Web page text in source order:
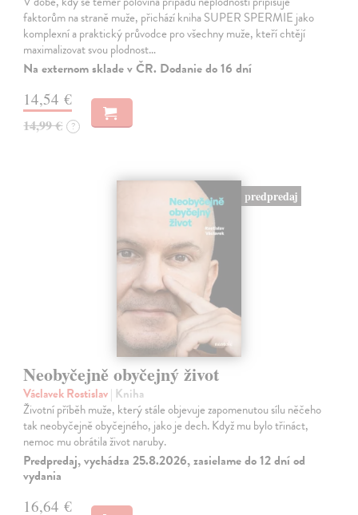
faktorům na straně muže, přichází kniha SUPER SPERMIE jako
komplexní a praktický průvodce pro všechny muže, kteří chtějí
maximalizovat svou plodnost…
Na externom sklade v ČR. Dodanie do 16 dní
14,54 €
14,99 € ?
predpredaj
Neobyčejně obyčejný život
Václavek Rostislav| Kniha
Životní příběh muže, který stále objevuje zapomenutou sílu něčeho
tak neobyčejně obyčejného, jako je dech. Když mu bylo třináct,
nemoc mu obrátila život naruby.
Predpredaj, vychádza 25.8.2026, zasielame do 12 dní od
vydania
16,64 €